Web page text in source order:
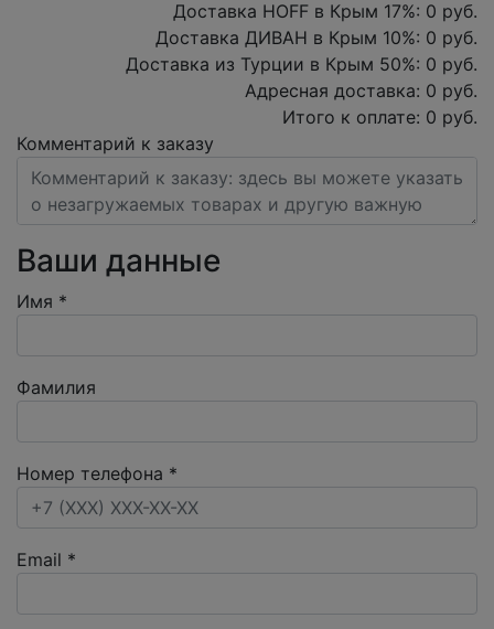
Доставка HOFF в Крым 17%: 0 руб.
Доставка ДИВАН в Крым 10%: 0 руб.
Доставка из Турции в Крым 50%: 0 руб.
Адресная доставка: 0 руб.
Итого к оплате: 0 руб.
Комментарий к заказу
Ваши данные
Имя *
Фамилия
Номер телефона *
Email *